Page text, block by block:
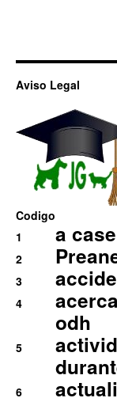
Aviso Legal
Codigo
1
a
2
3
4
odh
5
6